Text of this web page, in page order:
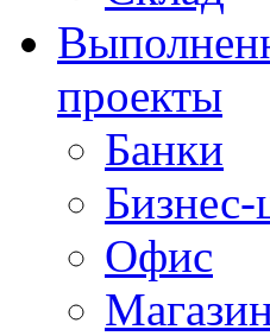
проекты
Банки
Офис